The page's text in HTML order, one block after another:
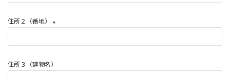
必
)
住所２（番地）
必
)
住所３（建物名）